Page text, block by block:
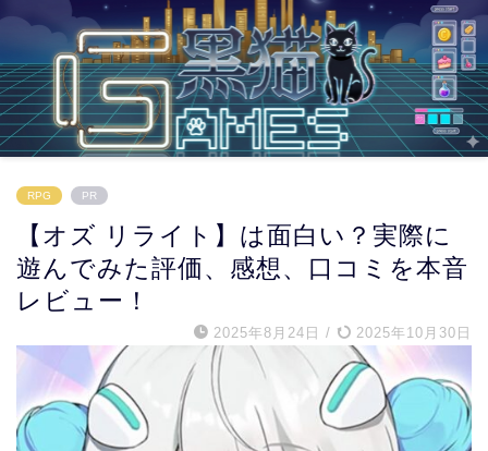
RPG PR
【オズ リライト】は面白い？実際に
遊んでみた評価、感想、口コミを本音
レビュー！
2025年8月24日 / 2025年10月30日